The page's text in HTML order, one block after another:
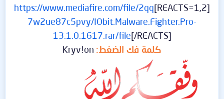
[REACTS=1,2]
https://www.mediafire.com/file/2qq
7w2ue87c5pvy/IObit.Malware.Fighter.Pro-
13.1.0.1617.rar/file[/REACTS]
كلمة فك الضغط: